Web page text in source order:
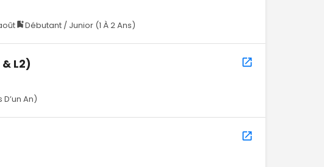
Débutant / Junior (1 À 2 Ans)
L2)
An)